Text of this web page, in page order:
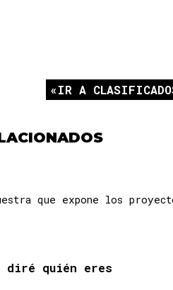
IR A
que expone los
diré quién eres